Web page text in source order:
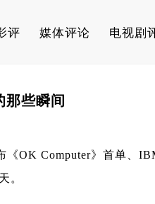
评 媒体评论 电视剧
那些瞬间
《OK Computer》首单、
。